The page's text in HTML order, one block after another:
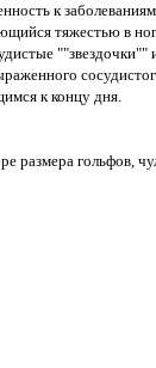
к
тяжестью в
к концу дня.
размера гольфов,